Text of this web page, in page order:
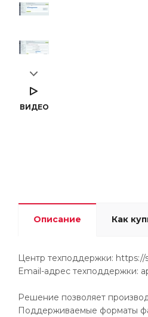
ВИДЕО
Описание Как
Центр техподдержки:
Email-адрес техподдержки:
Решение позволяет
Поддерживаемые форматы